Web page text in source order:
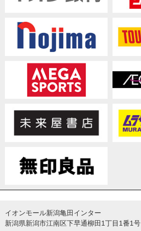
イオンモール新潟亀田インター
新潟県新潟市江南区下早通柳田1丁目1番1号